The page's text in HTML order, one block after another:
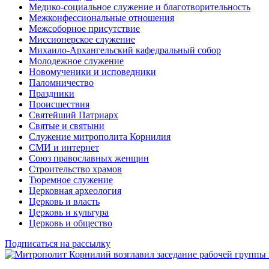
Медико-социальное служение и благотворительность
Межконфессиональные отношения
Межсоборное присутствие
Миссионерское служение
Михаило-Архангельский кафедральный собор
Молодежное служение
Новомученики и исповедники
Паломничество
Праздники
Происшествия
Святейший Патриарх
Святые и святыни
Служение митрополита Корнилия
СМИ и интернет
Союз православных женщин
Строительство храмов
Тюремное служение
Церковная археология
Церковь и власть
Церковь и культура
Церковь и общество
Подписаться на рассылку